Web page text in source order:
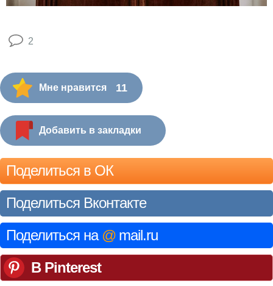
2
Мне нравится 11
Добавить в закладки
Поделиться в ОК
Поделиться Вконтакте
Поделиться на @ mail.ru
В Pinterest